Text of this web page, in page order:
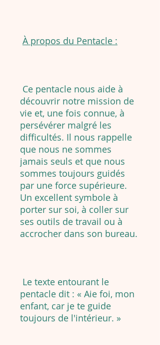
À propos du Pentacle :
Ce pentacle nous aide à
découvrir notre mission de
vie et, une fois connue, à
persévérer malgré les
difficultés. Il nous rappelle
que nous ne sommes
jamais seuls et que nous
sommes toujours guidés
par une force supérieure.
Un excellent symbole à
porter sur soi, à coller sur
ses outils de travail ou à
accrocher dans son bureau.
Le texte entourant le
pentacle dit : « Aie foi, mon
enfant, car je te guide
toujours de l'intérieur. »